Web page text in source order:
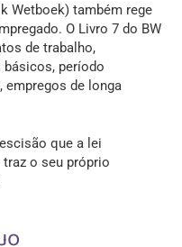
Wetboek) também rege
O Livro 7 do BW
de trabalho,
período
empregos de longa
que a lei
traz o seu próprio